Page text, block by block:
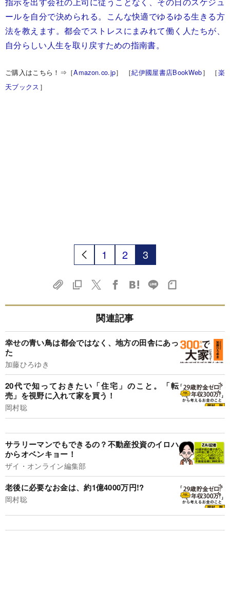
ールを自分で決められる。こんな快適でゆるゆる生きる方
法を教えます。都会でストレスにまみれて働く人たちが、
自分らしい人生を取り戻すための指南書。
ご購入はこちら！⇒［Amazon.co.jp］ ［紀伊國屋書店BookWeb］ ［楽
天ブックス ］
1 2 3
関連記事
幸せの青い鳥は都会ではなく、地方の田舎にあっ
た
加藤ひろゆき
20代で知っておきたい「住宅」のこと。「転
売」を視野に入れて家を買う！
岡村聡
サラリーマンでもできるの？不動産投資のイロハ
からオベンキョー！
ザイ・オンライン編集部
老後に必要なお金は、約1億4000万円!?
岡村聡